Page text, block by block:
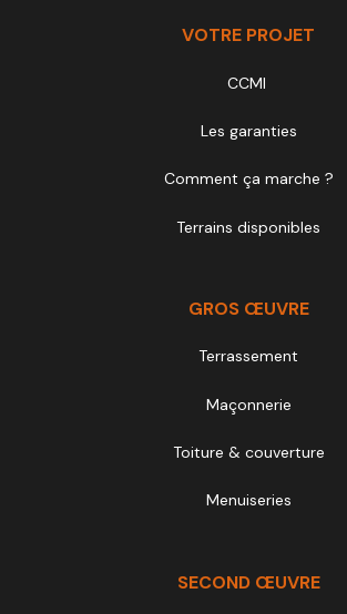
VOTRE PROJET
CCMI
Les garanties
Comment ça marche ?
Terrains disponibles
GROS ŒUVRE
Terrassement
Maçonnerie
Toiture & couverture
Menuiseries
SECOND ŒUVRE